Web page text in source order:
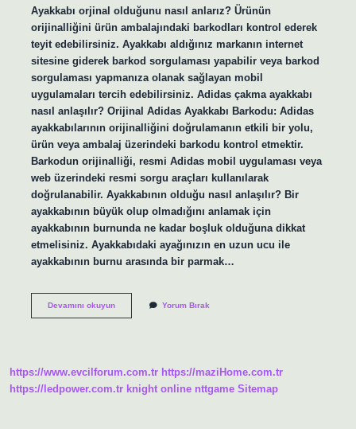
Ayakkabı orjinal olduğunu nasıl anlarız? Ürünün
orijinalliğini ürün ambalajındaki barkodları kontrol ederek
teyit edebilirsiniz. Ayakkabı aldığınız markanın internet
sitesine giderek barkod sorgulaması yapabilir veya barkod
sorgulaması yapmanıza olanak sağlayan mobil
uygulamaları tercih edebilirsiniz. Adidas çakma ayakkabı
nasıl anlaşılır? Orijinal Adidas Ayakkabı Barkodu: Adidas
ayakkabılarının orijinalliğini doğrulamanın etkili bir yolu,
ürün veya ambalaj üzerindeki barkodu kontrol etmektir.
Barkodun orijinalliği, resmi Adidas mobil uygulaması veya
web üzerindeki resmi sorgu araçları kullanılarak
doğrulanabilir. Ayakkabının olduğu nasıl anlaşılır? Bir
ayakkabının büyük olup olmadığını anlamak için
ayakkabının burnunda ne kadar boşluk olduğuna dikkat
etmelisiniz. Ayakkabıdaki ayağınızın en uzun ucu ile
ayakkabının burnu arasında bir parmak…
Devamını okuyunAyakkabım Yorum Bırak
https://www.evcilforum.com.tr https://maziHome.com.tr
https://ledpower.com.tr knight online nttgame Sitemap